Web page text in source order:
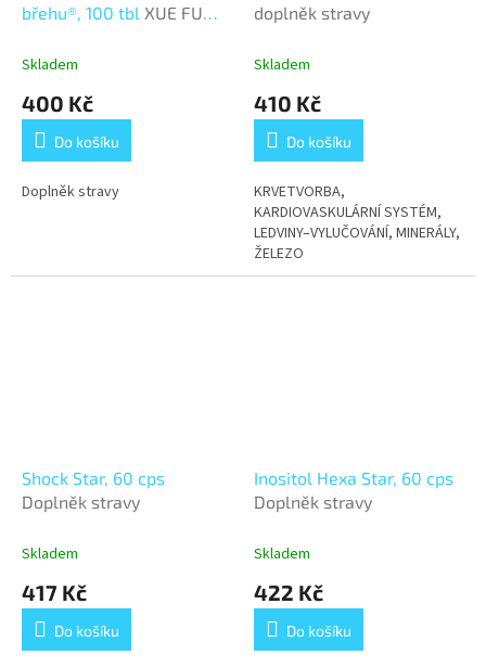
břehu®, 100 tbl XUE FU
Skladem
400 Kč
Do košíku
Doplněk stravy
doplněk stravy
Skladem
410 Kč
Do košíku
KRVETVORBA,
KARDIOVASKULÁRNÍ SYSTÉM,
LEDVINY–VYLUČOVÁNÍ, MINERÁLY,
ŽELEZO
Shock Star, 60 cps
Doplněk stravy
Skladem
417 Kč
Do košíku
Inositol Hexa Star, 60 cps
Doplněk stravy
Skladem
422 Kč
Do košíku